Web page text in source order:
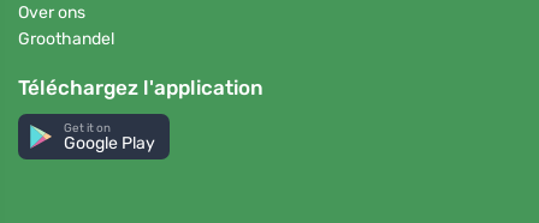
Over ons
Groothandel
Téléchargez l'application
Get it on
Google Play